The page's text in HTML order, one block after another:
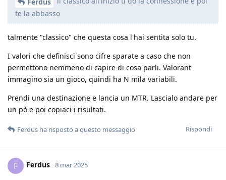
te la abbasso
talmente "classico" che questa cosa l'hai sentita solo tu.
I valori che definisci sono cifre sparate a caso che non
permettono nemmeno di capire di cosa parli. Valorant
immagino sia un gioco, quindi ha N mila variabili.
Prendi una destinazione e lancia un MTR. Lascialo andare per
un pò e poi copiaci i risultati.
Rispondi
Ferdus ha risposto a questo messaggio
F Ferdus 8 mar 2025